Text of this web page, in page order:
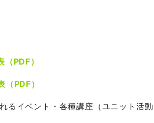
（PDF）
（PDF）
るイベント・各種講座（ユニット活